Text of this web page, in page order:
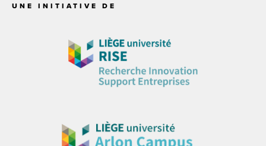
UNE INITIATIVE DE